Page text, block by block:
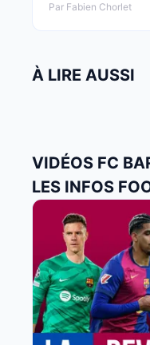
Par Fabien Chorlet
À LIRE AUSSI
VIDÉOS FC
LES INFOS